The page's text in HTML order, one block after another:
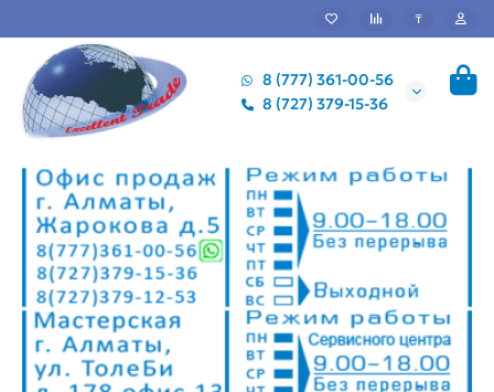
₸
8 (777) 361-00-56
8 (727) 379-15-36